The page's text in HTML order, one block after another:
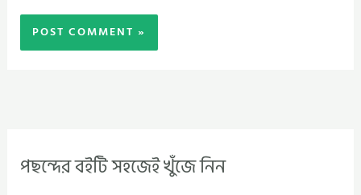
পছন্দের বইটি সহজেই খুঁজে নিন